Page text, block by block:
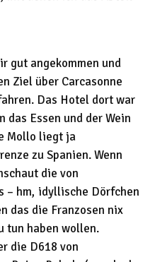
gut angekommen und
Ziel über Carcasonne
Das Hotel dort war
das Essen und der Wein
Mollo liegt ja
zu Spanien. Wenn
die von
– hm, idyllische Dörfchen
das die Franzosen nix
tun haben wollen.
die D618 von